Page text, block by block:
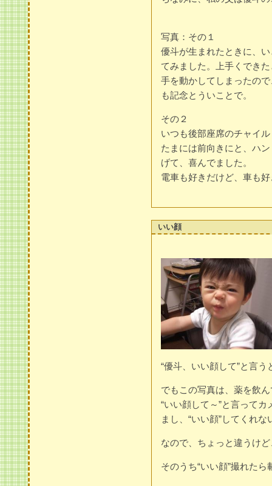
写真：その１
優斗が生まれたときに、
てみました。上手くでき
手を動かしてしまったの
も記念とういことで。
その２
いつも後部座席のチャイ
たまには前向きにと、ハ
げて、喜んでました。
電車も好きだけど、車も
いい顔
“優斗、いい顔して”と言
でもこの写真は、薬を飲
“いい顔して～”と言って
まし、“いい顔”してくれな
なので、ちょっと違うけ
そのうち“いい顔”撮れたら